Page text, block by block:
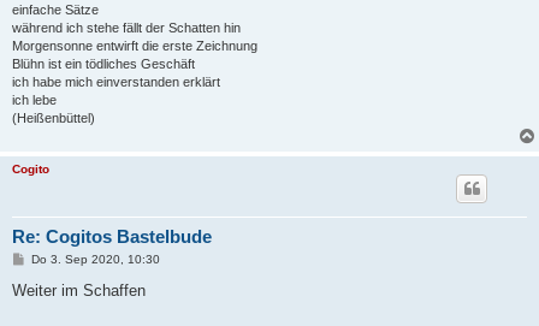
einfache Sätze
während ich stehe fällt der Schatten hin
Morgensonne entwirft die erste Zeichnung
Blühn ist ein tödliches Geschäft
ich habe mich einverstanden erklärt
ich lebe
(Heißenbüttel)
Cogito
Re: Cogitos Bastelbude
B
i
Do 3. Sep 2020, 10:30
Weiter im Schaffen